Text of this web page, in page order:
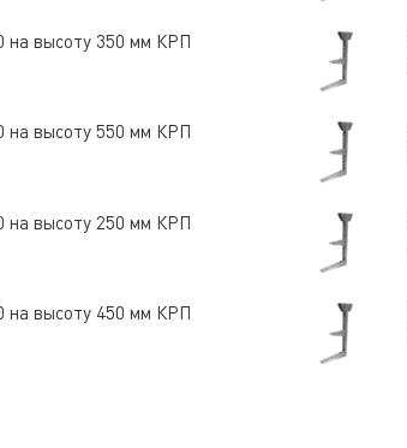
на высоту 350 мм КРП
на высоту 550 мм КРП
на высоту 250 мм КРП
на высоту 450 мм КРП